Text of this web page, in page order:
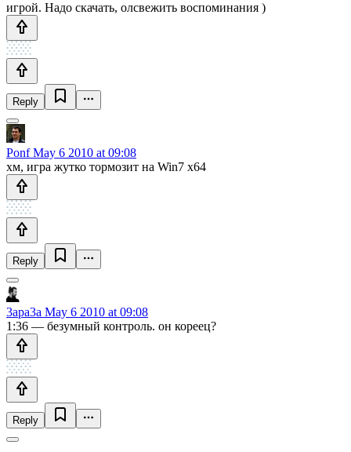
игрой. Надо скачать, олсвежить воспоминания )
Reply
PonfMay 6 2010 at 09:08
хм, игра жутко тормозит на Win7 x64
Reply
3apa3a May 6 2010 at 09:08
1:36 — безумный контроль. он кореец?
Reply